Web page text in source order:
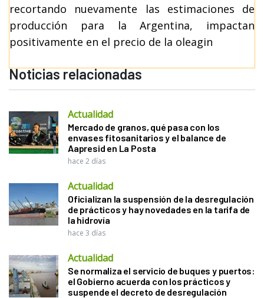
recortando nuevamente las estimaciones de
producción para la Argentina, impactan
positivamente en el precio de la oleagin
Noticias relacionadas
Actualidad
Mercado de granos, qué pasa con los
envases fitosanitarios y el balance de
Aapresid en La Posta
hace 2 días
Actualidad
Oficializan la suspensión de la desregulación
de prácticos y hay novedades en la tarifa de
la hidrovía
hace 3 días
Actualidad
Se normaliza el servicio de buques y puertos:
el Gobierno acuerda con los prácticos y
suspende el decreto de desregulación